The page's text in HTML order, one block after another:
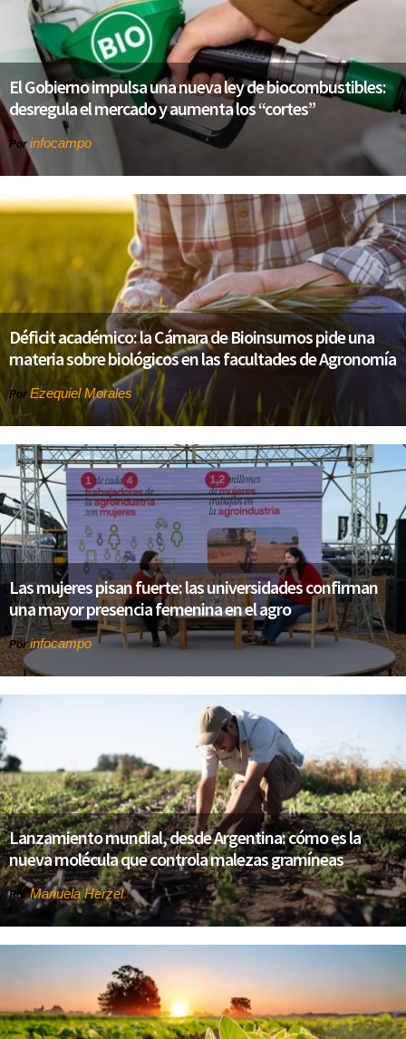
El Gobierno impulsa una nueva ley de biocombustibles:
desregula el mercado y aumenta los “cortes”
Porinfocampo
Déficit académico: la Cámara de Bioinsumos pide una
materia sobre biológicos en las facultades de Agronomía
Por Ezequiel Morales
Las mujeres pisan fuerte: las universidades confirman
una mayor presencia femenina en el agro
Porinfocampo
Lanzamiento mundial, desde Argentina: cómo es la
nueva molécula que controla malezas gramíneas
PorManuela Herzel